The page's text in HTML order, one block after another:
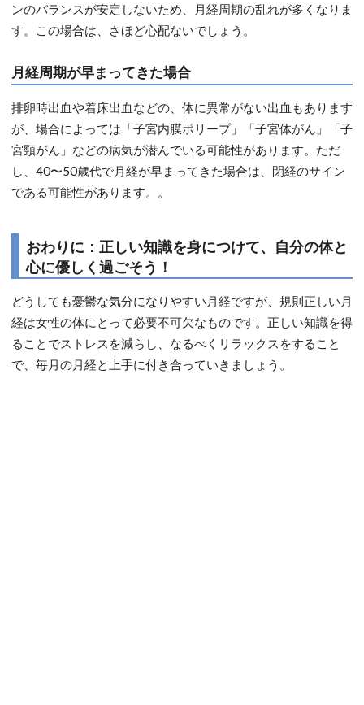
ンのバランスが安定しないため、月経周期の乱れが多くなりま
す。この場合は、さほど心配ないでしょう。
月経周期が早まってきた場合
排卵時出血や着床出血などの、体に異常がない出血もあります
が、場合によっては「子宮内膜ポリープ」「子宮体がん」「子
宮頸がん」などの病気が潜んでいる可能性があります。ただ
し、40〜50歳代で月経が早まってきた場合は、閉経のサイン
である可能性があります。。
おわりに：正しい知識を身につけて、自分の体と
心に優しく過ごそう！
どうしても憂鬱な気分になりやすい月経ですが、規則正しい月
経は女性の体にとって必要不可欠なものです。正しい知識を得
ることでストレスを減らし、なるべくリラックスをすること
で、毎月の月経と上手に付き合っていきましょう。